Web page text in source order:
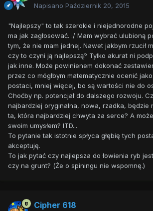
Napisano Październik 20, 2015
"Najlepszy" to tak szerokie i niejednorodne
ma jak zagłosować. :/ Mam wybrać ulubioną
tym, że nie mam jednej. Nawet jakbym rzucił
czy to czyni ją najlepszą? Tylko akurat ni
jak inne. Może powinienem dokonać
przez co mógłbym matematycznie ocenić
postaci, mniej więcej, bo są wartości nie do
Choćby np. potencjał do dalszego rozwoju.
najbardziej oryginalna, nowa, rzadka, będzie
ta, która najbardziej chwyta za serce? A
swoim umysłem? ITD...
To pytanie tak istotnie spłyca głębię tych
akceptuję.
To jak pytać czy najlepsza do łowienia ryb
czy na grunt? (Że o spiningu nie wspomnę.)
Cipher 618